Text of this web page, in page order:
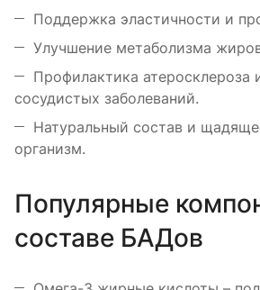
Поддержка эластичности и
Улучшение метаболизма
Профилактика атеросклероза
сосудистых заболеваний.
Натуральный состав и
организм.
Популярные
составе БАДов